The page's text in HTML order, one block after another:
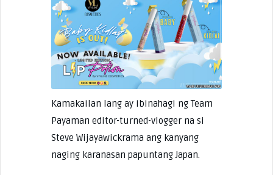
Kamakailan lang ay ibinahagi ng Team
Payaman editor-turned-vlogger na si
Steve Wijayawickrama ang kanyang
naging karanasan papuntang Japan.